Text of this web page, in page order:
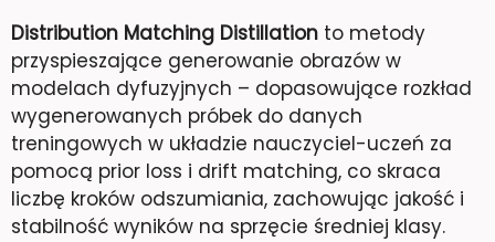
Distribution Matching Distillation to metody
przyspieszające generowanie obrazów w
modelach dyfuzyjnych – dopasowujące rozkład
wygenerowanych próbek do danych
treningowych w układzie nauczyciel-uczeń za
pomocą prior loss i drift matching, co skraca
liczbę kroków odszumiania, zachowując jakość i
stabilność wyników na sprzęcie średniej klasy.